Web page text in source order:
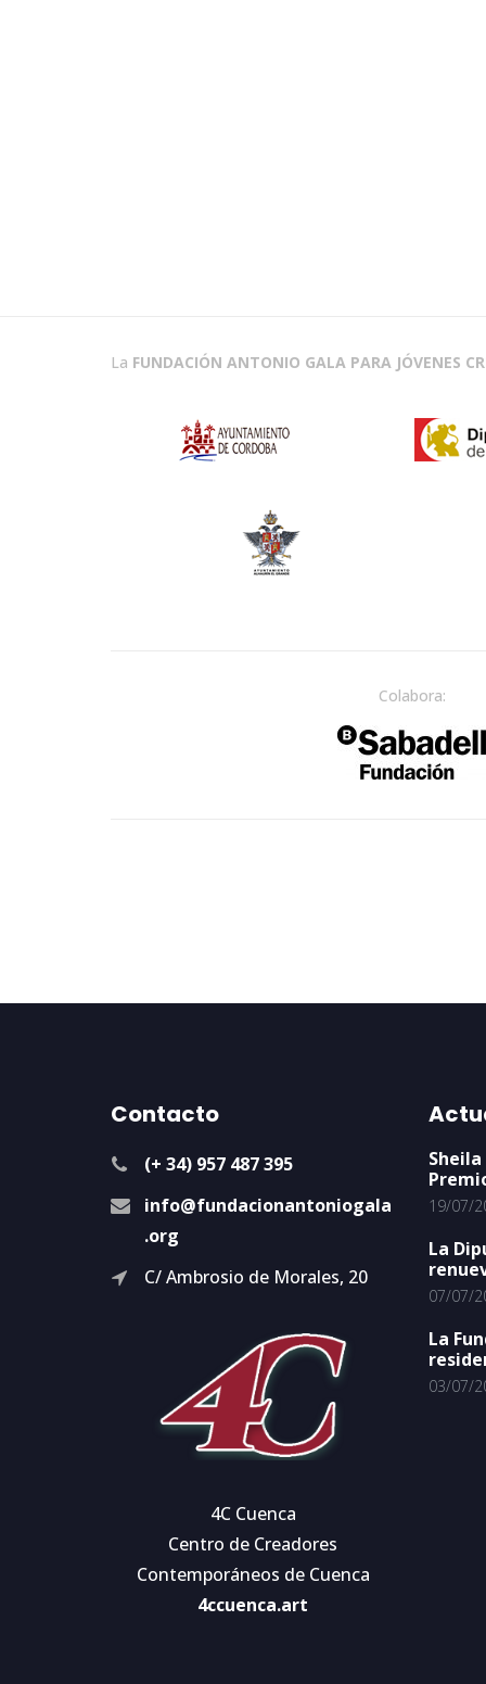
La FUNDACIÓN ANTONIO GALA PARA JÓVENES
Colabora:
Contacto
(+ 34) 957 487 395
info@fundacionantoniogala
.org
C/ Ambrosio de Morales, 20
4C Cuenca
Centro de Creadores
Contemporáneos de Cuenca
4ccuenca.art
19/07/
La
07/07/
La
03/07/